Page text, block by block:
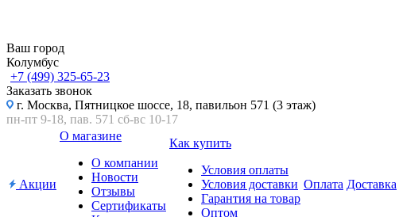
Ваш город
Колумбус
+7 (499) 325-65-23
Заказать звонок
г. Москва, Пятницкое шоссе, 18, павильон 571 (3 этаж)
пн-пт 9-18, пав. 571 сб-вс 10-17
Акции
О магазине
О компании
Новости
Отзывы
Сертификаты
Как купить
Условия оплаты
Условия доставки
Гарантия на товар
Оптом
Оплата Доставка